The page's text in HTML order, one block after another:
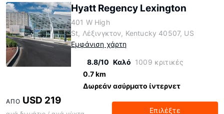
Hyatt Regency Lexington
401 W High
St, Λέξινγκτον, Kentucky 40507, US
Εμφάνιση χάρτη
8.8/10 Καλό 1009 κριτικές
0.7 km
Δωρεάν ασύρματο ίντερνετ
ΑΠΌ USD 219
Επιλέξτε